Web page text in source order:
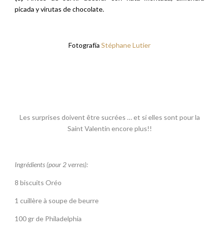
picada y virutas de chocolate.
Fotografía Stéphane Lutier
Les surprises doivent être sucrées … et si elles sont pour la
Saint Valentin encore plus!!
Ingrédients (pour 2 verres):
8 biscuits Oréo
1 cuillère à soupe de beurre
100 gr de Philadelphia